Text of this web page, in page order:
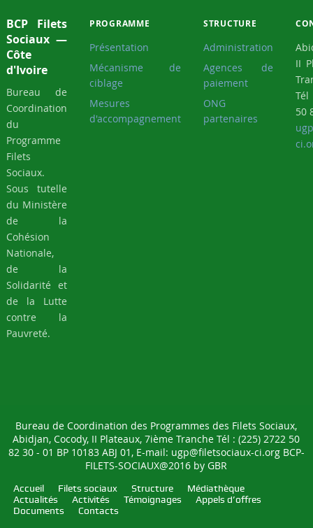
BCP Filets
Sociaux —
Côte
d'Ivoire
Bureau de
Coordination
du
Programme
Filets
Sociaux.
Sous tutelle
du Ministère
de la
Cohésion
Nationale,
de la
Solidarité et
de la Lutte
contre la
Pauvreté.
PROGRAMME
Présentation
Mécanisme de
ciblage
Mesures
d'accompagnement
STRUCTURE
Administration
Agences de
paiement
ONG
partenaires
II
50
Bureau de Coordination des Programmes des Filets Sociaux,
Abidjan, Cocody, II Plateaux, 7ième Tranche Tél : (225) 2722 50
82 30 - 01 BP 10183 ABJ 01, E-mail: ugp@filetsociaux-ci.org BCP-
FILETS-SOCIAUX@2016 byGBR
Accueil Filets sociaux Structure
Médiathèque
Actualités
Activités Témoignages
Appels d’offres
Documents
Contacts